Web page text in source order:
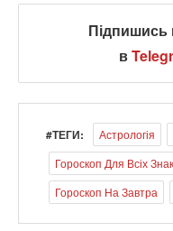
в
#ТЕГИ: Астрологія
Гороскоп Для Всіх
Гороскоп На Завтра